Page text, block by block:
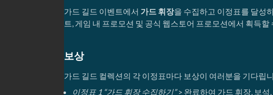
가드 길드 이벤트에서 가드 휘장을 수집하고 이정표를 달성
트, 게임 내 프로모션 및 공식 웹스토어 프로모션에서 획득할
보상
가드 길드 컬렉션의 각 이정표마다 보상이 여러분을 기다립
이정표 1 “가드 휘장 수집하기”> 완료하여 가드 휘장, 보